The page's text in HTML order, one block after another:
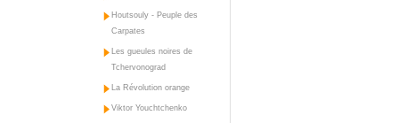
Houtsouly - Peuple des
Carpates
Les gueules noires de
Tchervonograd
La Révolution orange
Viktor Youchtchenko